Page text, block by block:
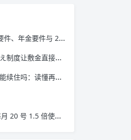
与 20 万日元手续费全解读
度让敷金直接转移
：读懂再契约这件事
号 1.5 倍使用攻略